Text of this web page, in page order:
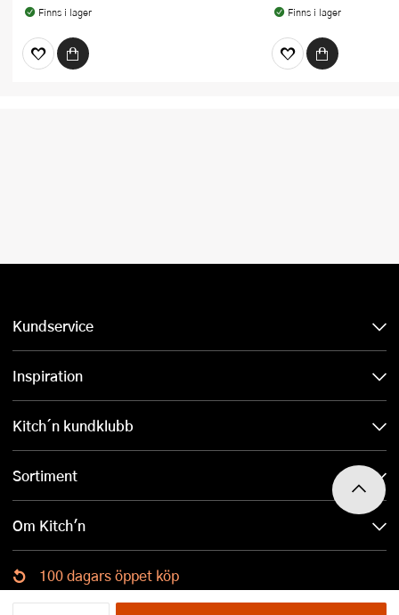
Finns i lager Finns i lager
Kundservice
Inspiration
Kitch´n kundklubb
Sortiment
Om Kitch'n
100 dagars öppet köp
Ladda ned Kitch´n-appen